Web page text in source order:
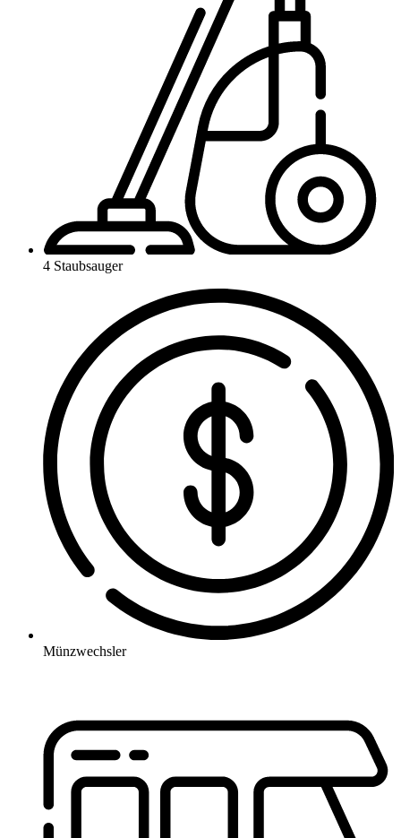
4 Staubsauger
Münzwechsler